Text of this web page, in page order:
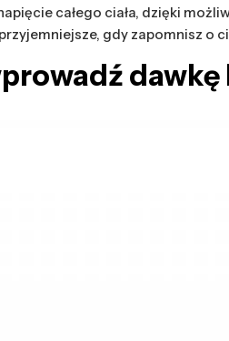
całego ciała, dzięki
gdy zapomnisz